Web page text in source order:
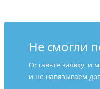
Не смогли
Оставьте заявку, и
и не навязываем